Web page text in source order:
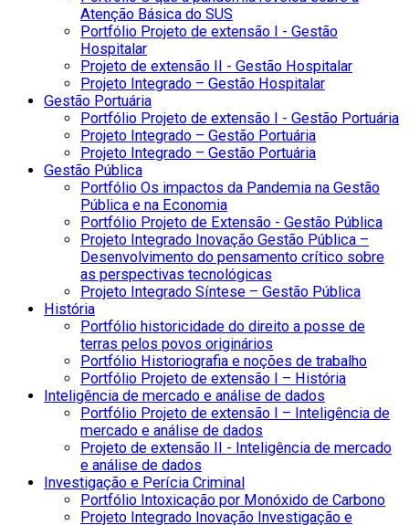
Atenção Básica do SUS
Portfólio Projeto de extensão I - Gestão
Hospitalar
Projeto de extensão II - Gestão Hospitalar
Projeto Integrado – Gestão Hospitalar
Gestão Portuária
Portfólio Projeto de extensão I - Gestão Portuária
Projeto Integrado – Gestão Portuária
Projeto Integrado – Gestão Portuária
Gestão Pública
Portfólio Os impactos da Pandemia na Gestão
Pública e na Economia
Portfólio Projeto de Extensão - Gestão Pública
Projeto Integrado Inovação Gestão Pública –
Desenvolvimento do pensamento crítico sobre
as perspectivas tecnológicas
Projeto Integrado Síntese – Gestão Pública
História
Portfólio historicidade do direito a posse de
terras pelos povos originários
Portfólio Historiografia e noções de trabalho
Portfólio Projeto de extensão I – História
Inteligência de mercado e análise de dados
Portfólio Projeto de extensão I – Inteligência de
mercado e análise de dados
Projeto de extensão II - Inteligência de mercado
e análise de dados
Investigação e Perícia Criminal
Portfólio Intoxicação por Monóxido de Carbono
Projeto Integrado Inovação Investigação e